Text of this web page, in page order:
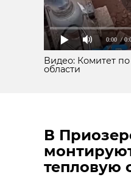
0:00 /
Видео: Комитет
области
В
тепловую